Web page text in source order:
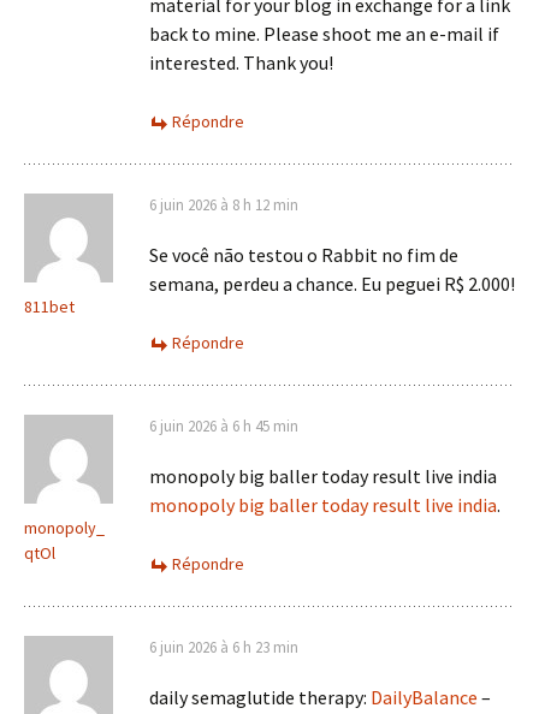
material for your blog in exchange for a link
back to mine. Please shoot me an e-mail if
interested. Thank you!
Répondre
811bet
6 juin 2026 à 8 h 12 min
Se você não testou o Rabbit no fim de
semana, perdeu a chance. Eu peguei R$ 2.000!
Répondre
monopoly_
qtOl
6 juin 2026 à 6 h 45 min
monopoly big baller today result live india
monopoly big baller today result live india.
Répondre
6 juin 2026 à 6 h 23 min
daily semaglutide therapy: DailyBalance –